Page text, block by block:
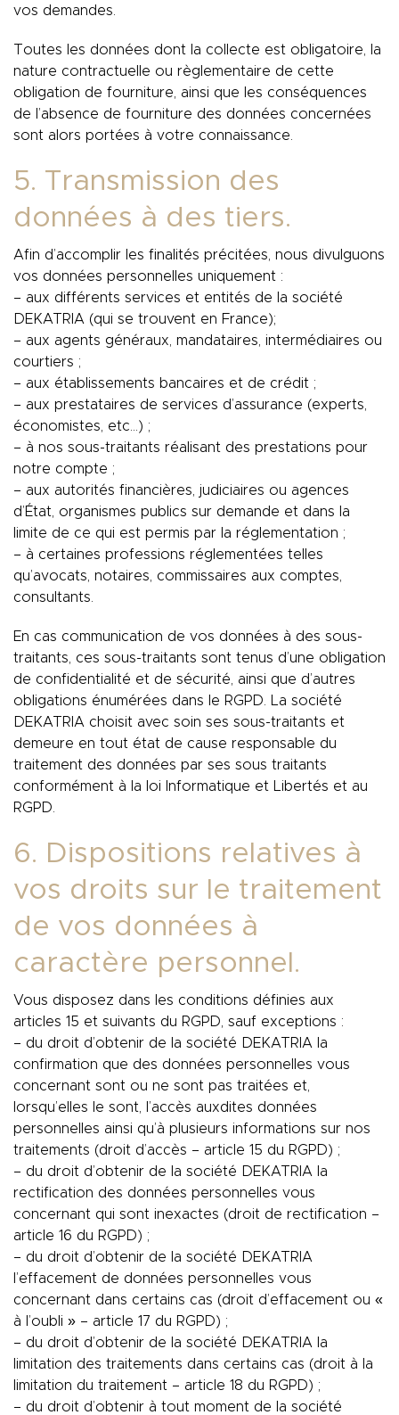
vos demandes.
Toutes les données dont la collecte est obligatoire, la
nature contractuelle ou règlementaire de cette
obligation de fourniture, ainsi que les conséquences
de l’absence de fourniture des données concernées
sont alors portées à votre connaissance.
5. Transmission des
données à des tiers.
Afin d’accomplir les finalités précitées, nous divulguons
vos données personnelles uniquement :
– aux différents services et entités de la société
DEKATRIA (qui se trouvent en France);
– aux agents généraux, mandataires, intermédiaires ou
courtiers ;
– aux établissements bancaires et de crédit ;
– aux prestataires de services d’assurance (experts,
économistes, etc…) ;
– à nos sous-traitants réalisant des prestations pour
notre compte ;
– aux autorités financières, judiciaires ou agences
d’État, organismes publics sur demande et dans la
limite de ce qui est permis par la réglementation ;
– à certaines professions réglementées telles
qu’avocats, notaires, commissaires aux comptes,
consultants.
En cas communication de vos données à des sous-
traitants, ces sous-traitants sont tenus d’une obligation
de confidentialité et de sécurité, ainsi que d’autres
obligations énumérées dans le RGPD. La société
DEKATRIA choisit avec soin ses sous-traitants et
demeure en tout état de cause responsable du
traitement des données par ses sous traitants
conformément à la loi Informatique et Libertés et au
RGPD.
6. Dispositions relatives à
vos droits sur le traitement
de vos données à
caractère personnel.
Vous disposez dans les conditions définies aux
articles 15 et suivants du RGPD, sauf exceptions :
– du droit d’obtenir de la société DEKATRIA la
confirmation que des données personnelles vous
concernant sont ou ne sont pas traitées et,
lorsqu’elles le sont, l’accès auxdites données
personnelles ainsi qu’à plusieurs informations sur nos
traitements (droit d’accès – article 15 du RGPD) ;
– du droit d’obtenir de la société DEKATRIA la
rectification des données personnelles vous
concernant qui sont inexactes (droit de rectification –
article 16 du RGPD) ;
– du droit d’obtenir de la société DEKATRIA
l’effacement de données personnelles vous
concernant dans certains cas (droit d’effacement ou «
à l’oubli » – article 17 du RGPD) ;
– du droit d’obtenir de la société DEKATRIA la
limitation des traitements dans certains cas (droit à la
limitation du traitement – article 18 du RGPD) ;
– du droit d’obtenir à tout moment de la société